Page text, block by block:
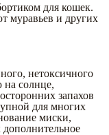
для кошек.
муравьев и других
нетоксичного
на солнце,
запахов
для многих
миски,
дополнительное